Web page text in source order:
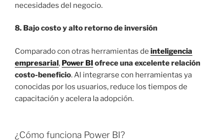
necesidades del negocio.
8. Bajo costo y alto retorno de inversión
Comparado con otras herramientas de inteligencia
empresarial, Power BI ofrece una excelente relación
costo-beneficio. Al integrarse con herramientas ya
conocidas por los usuarios, reduce los tiempos de
capacitación y acelera la adopción.
¿Cómo funciona Power BI?